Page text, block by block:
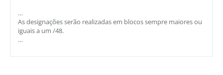
…
As designações serão realizadas em blocos sempre maiores ou
iguais a um /48.
…